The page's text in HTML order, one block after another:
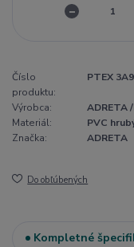
Číslo
produktu:
PTEX
Výrobca:
ADRETA
Materiál:
PVC
Značka:
ADRETA
Do obľúbených
Kompletné